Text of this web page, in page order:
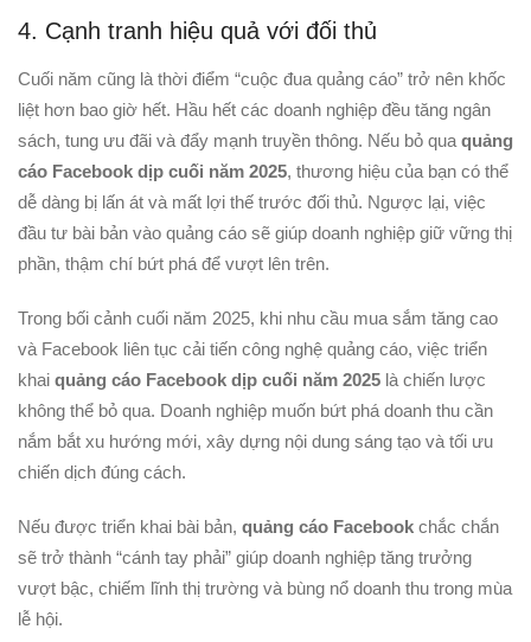
4. Cạnh tranh hiệu quả với đối thủ
Cuối năm cũng là thời điểm “cuộc đua quảng cáo” trở nên khốc
liệt hơn bao giờ hết. Hầu hết các doanh nghiệp đều tăng ngân
sách, tung ưu đãi và đẩy mạnh truyền thông. Nếu bỏ qua quảng
cáo Facebook dịp cuối năm 2025, thương hiệu của bạn có thể
dễ dàng bị lấn át và mất lợi thế trước đối thủ. Ngược lại, việc
đầu tư bài bản vào quảng cáo sẽ giúp doanh nghiệp giữ vững thị
phần, thậm chí bứt phá để vượt lên trên.
Trong bối cảnh cuối năm 2025, khi nhu cầu mua sắm tăng cao
và Facebook liên tục cải tiến công nghệ quảng cáo, việc triển
khai quảng cáo Facebook dịp cuối năm 2025 là chiến lược
không thể bỏ qua. Doanh nghiệp muốn bứt phá doanh thu cần
nắm bắt xu hướng mới, xây dựng nội dung sáng tạo và tối ưu
chiến dịch đúng cách.
Nếu được triển khai bài bản, quảng cáo Facebook chắc chắn
sẽ trở thành “cánh tay phải” giúp doanh nghiệp tăng trưởng
vượt bậc, chiếm lĩnh thị trường và bùng nổ doanh thu trong mùa
lễ hội.